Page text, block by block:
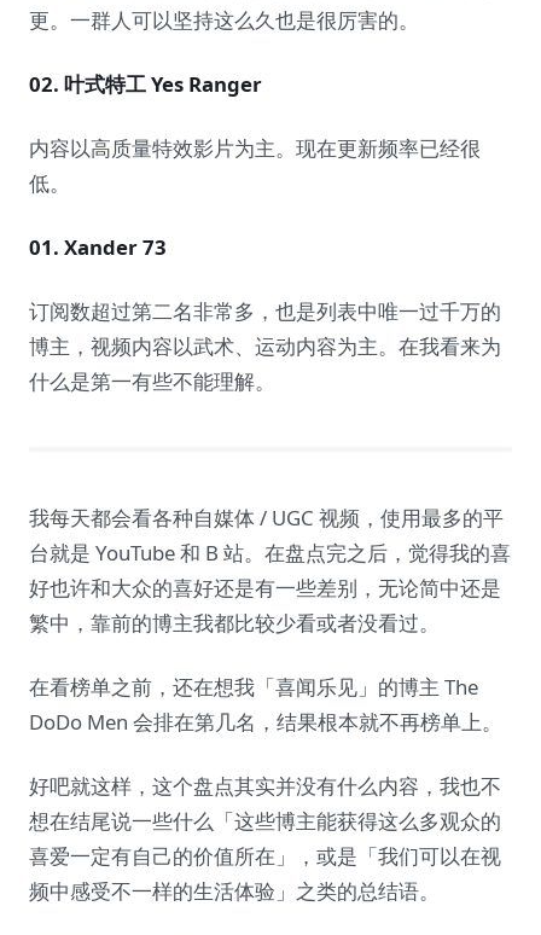
更。一群人可以坚持这么久也是很厉害的。
02. 叶式特工 Yes Ranger
内容以高质量特效影片为主。现在更新频率已经很
低。
01. Xander 73
订阅数超过第二名非常多，也是列表中唯一过千万的
博主，视频内容以武术、运动内容为主。在我看来为
什么是第一有些不能理解。
我每天都会看各种自媒体 / UGC 视频，使用最多的平
台就是 YouTube 和 B 站。在盘点完之后，觉得我的喜
好也许和大众的喜好还是有一些差别，无论简中还是
繁中，靠前的博主我都比较少看或者没看过。
在看榜单之前，还在想我「喜闻乐见」的博主 The
DoDo Men 会排在第几名，结果根本就不再榜单上。
好吧就这样，这个盘点其实并没有什么内容，我也不
想在结尾说一些什么「这些博主能获得这么多观众的
喜爱一定有自己的价值所在」，或是「我们可以在视
频中感受不一样的生活体验」之类的总结语。